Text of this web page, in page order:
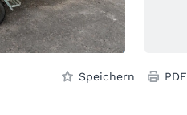
Speichern PDF